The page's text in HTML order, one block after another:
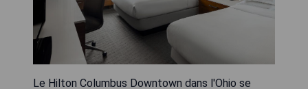
Le Hilton Columbus Downtown dans l'Ohio se